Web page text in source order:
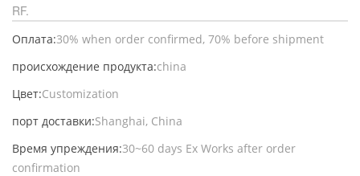
RF.
Оплата:30% when order confirmed, 70% before shipment
происхождение продукта:china
Цвет:Customization
порт доставки:Shanghai, China
Время упреждения:30~60 days Ex Works after order
confirmation